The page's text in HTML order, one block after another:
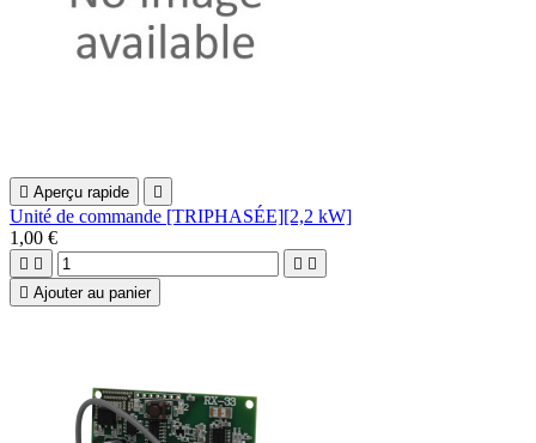
 Aperçu rapide 
Unité de commande [TRIPHASÉE][2,2 kW]
1,00 €
   
 Ajouter au panier